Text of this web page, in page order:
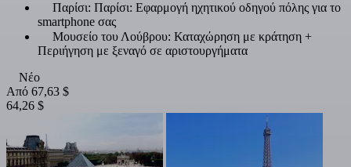
Παρίσι: Παρίσι: Εφαρμογή ηχητικού οδηγού πόλης για το
smartphone σας
Μουσείο του Λούβρου: Καταχώρηση με κράτηση +
Περιήγηση με ξεναγό σε αριστουργήματα
Νέο
Από 67,63 $
64,26 $